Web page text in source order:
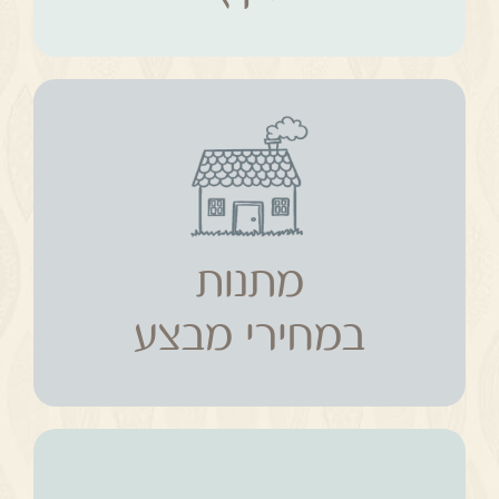
מתנות
במחירי מבצע
מתנות
במחירי מבצע